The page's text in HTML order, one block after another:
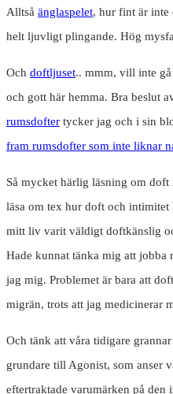
Alltså änglaspelet, hur fint är inte
helt ljuvligt plingande. Hög
Och doftljuset.. mmm, vill inte
och gott här hemma. Bra beslut
rumsdofter tycker jag och i sin
fram rumsdofter som inte liknar
Så mycket härlig läsning om doft
läsa om tex hur doft och intimitet
mitt liv varit väldigt doftkänslig
Hade kunnat tänka mig att jobba
jag mig. Problemet är bara att
migrän, trots att jag medicinerar
Och tänk att våra tidigare
grundare till Agonist, som anser
eftertraktade varumärken på den